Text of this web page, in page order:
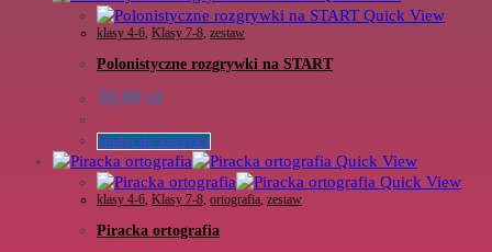
Quick View
klasy 4-6, Klasy 7-8, zestaw
Polonistyczne rozgrywki na START
30,00 zł
Dodaj do koszyka
Quick View
Quick View
klasy 4-6, Klasy 7-8, ortografia, zestaw
Piracka ortografia